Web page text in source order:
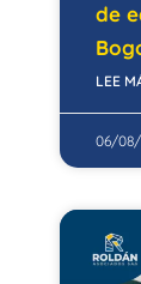
de
LEE
06/